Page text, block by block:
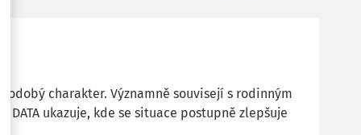
charakter. Významně souvisejí s rodinným
ukazuje, kde se situace postupně zlepšuje